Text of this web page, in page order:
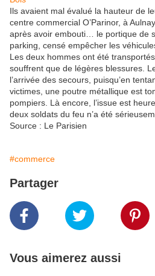
Ils avaient mal évalué la hauteur de
centre commercial O’Parinor, à
après avoir embouti… le portique de
parking, censé empêcher les
Les deux hommes ont été
souffrent que de légères blessures.
l’arrivée des secours, puisqu’en
victimes, une poutre métallique est
pompiers. Là encore, l’issue est
deux soldats du feu n’a été
Source : Le Parisien
#commerce
Partager
Vous aimerez aussi